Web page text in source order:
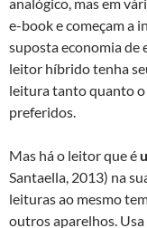
e-book e começam a
suposta economia de
leitor híbrido tenha
leitura tanto quanto
preferidos.
Mas há o leitor que é
Santaella, 2013) na
leituras ao mesmo
outros aparelhos.